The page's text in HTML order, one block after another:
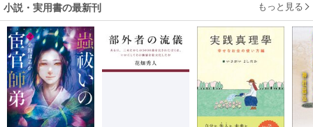
小説・実用書の最新刊 もっと見る